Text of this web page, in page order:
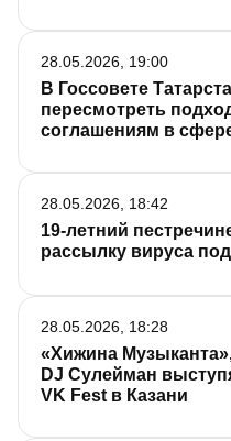
В Госсовете
пересмотреть
соглашениям в
28.05.2026, 19:00
19-летний
рассылку вируса
28.05.2026, 18:42
«Хижина
DJ Сулейман
VK Fest в Казани
28.05.2026, 18:28